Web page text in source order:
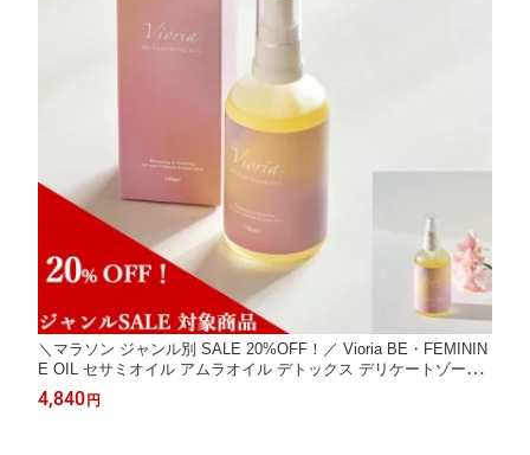
＼マラソン ジャンル別 SALE 20%OFF！／ Vioria BE・FEMININ
E OIL セサミオイル アムラオイル デトックス デリケートゾーン
若返り 生命のオイル 保湿ケア ハリ ツヤ ニオイ オリモノ
4,840円